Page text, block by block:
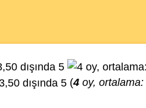
(4 oy, ortalama: